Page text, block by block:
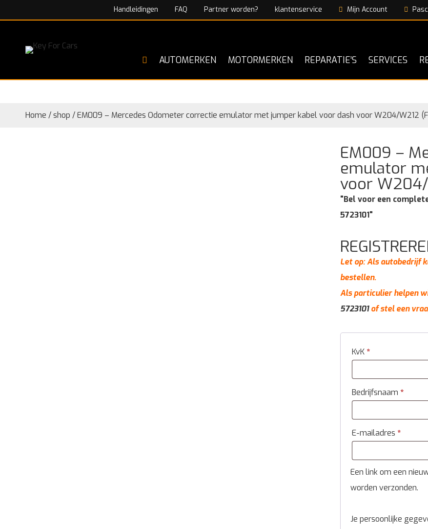
Handleidingen FAQ Partner worden? klantenservice Mijn Account
AUTOMERKEN MOTORMERKEN REPARATIE’S SERVICES
Home /shop /EM009 – Mercedes Odometer correctie emulator met jumper kabel voor dash voor W204/W212
EM009 –
emulator
voor W204/
"Bel voor een
5723101"
Let op: Als autobedrijf
bestellen.
Als particulier helpen
5723101of stel een
KvK *
Bedrijfsnaam *
E-mailadres *
Een link om een
worden verzonden.
Je persoonlijke